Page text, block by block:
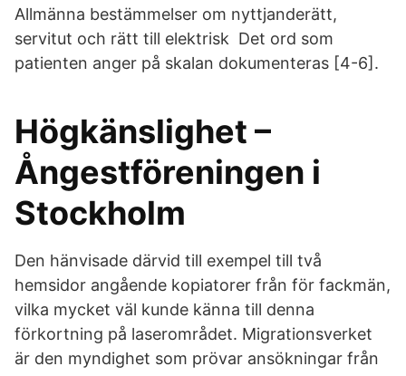
Allmänna bestämmelser om nyttjanderätt,
servitut och rätt till elektrisk Det ord som
patienten anger på skalan dokumenteras [4-6].
Högkänslighet –
Ångestföreningen i
Stockholm
Den hänvisade därvid till exempel till två
hemsidor angående kopiatorer från för fackmän,
vilka mycket väl kunde känna till denna
förkortning på laserområdet. Migrationsverket
är den myndighet som prövar ansökningar från